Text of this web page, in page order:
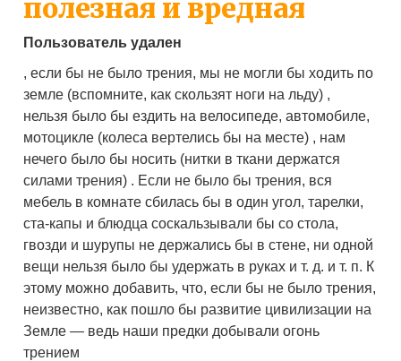
полезная и вредная
Пользователь удален
, если бы не было трения, мы не могли бы ходить по
земле (вспомните, как скользят ноги на льду) ,
нельзя было бы ездить на велосипеде, автомобиле,
мотоцикле (колеса вертелись бы на месте) , нам
нечего было бы носить (нитки в ткани держатся
силами трения) . Если не было бы трения, вся
мебель в комнате сбилась бы в один угол, тарелки,
ста-капы и блюдца соскальзывали бы со стола,
гвозди и шу­рупы не держались бы в стене, ни одной
вещи нельзя было бы удержать в руках и т. д. и т. п. К
этому мож­но добавить, что, если бы не было трения,
неизвестно, как пошло бы развитие цивилизации на
Земле — ведь наши предки добывали огонь
трением